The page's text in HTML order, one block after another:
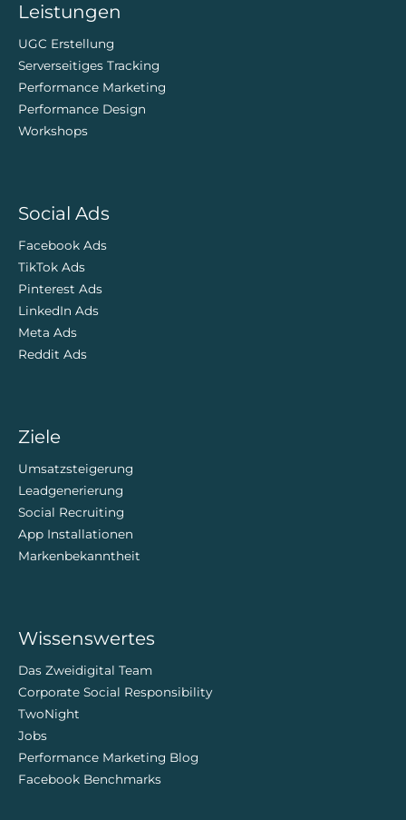
Leistungen
UGC Erstellung
Serverseitiges Tracking
Performance Marketing
Performance Design
Workshops
Social Ads
Facebook Ads
TikTok Ads
Pinterest Ads
LinkedIn Ads
Meta Ads
Reddit Ads
Ziele
Umsatzsteigerung
Leadgenerierung
Social Recruiting
App Installationen
Markenbekanntheit
Wissenswertes
Das Zweidigital Team
Corporate Social Responsibility
TwoNight
Jobs
Performance Marketing Blog
Facebook Benchmarks